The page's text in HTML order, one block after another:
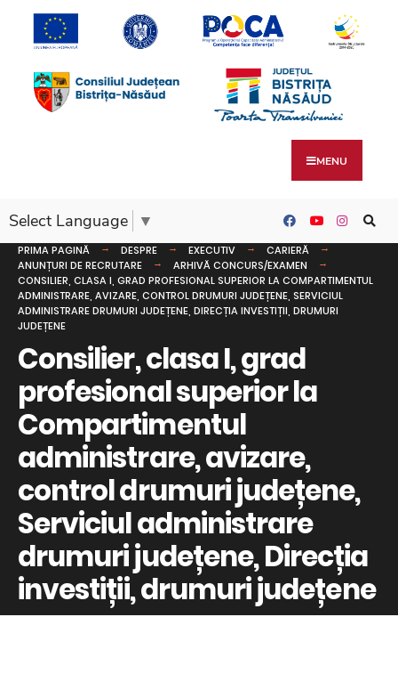
MENU
Select Language ▼
PRIMA PAGINĂ DESPRE EXECUTIV
CARIERĂ
ANUNȚURI DE RECRUTARE
ARHIVĂ CONCURS/EXAMEN
CONSILIER, CLASA I, GRAD PROFESIONAL SUPERIOR LA COMPARTIMENTUL
ADMINISTRARE, AVIZARE, CONTROL DRUMURI JUDEȚENE, SERVICIUL
ADMINISTRARE DRUMURI JUDEȚENE, DIRECȚIA INVESTIȚII, DRUMURI
JUDEȚENE
Consilier, clasa I, grad
profesional superior la
Compartimentul
administrare, avizare,
control drumuri județene,
Serviciul administrare
drumuri județene, Direcția
investiții, drumuri județene